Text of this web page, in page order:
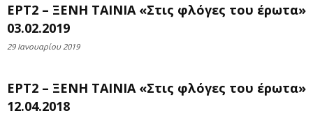
ΕΡΤ2 – ΞΕΝΗ ΤΑΙΝΙΑ «Στις φλόγες του έρωτα»
03.02.2019
29 Ιανουαρίου 2019
ΕΡΤ2 – ΞΕΝΗ ΤΑΙΝΙΑ «Στις φλόγες του έρωτα»
12.04.2018